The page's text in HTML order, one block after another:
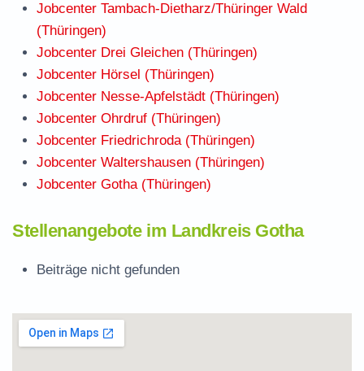
Jobcenter Tambach-Dietharz/Thüringer Wald
(Thüringen)
Jobcenter Drei Gleichen (Thüringen)
Jobcenter Hörsel (Thüringen)
Jobcenter Nesse-Apfelstädt (Thüringen)
Jobcenter Ohrdruf (Thüringen)
Jobcenter Friedrichroda (Thüringen)
Jobcenter Waltershausen (Thüringen)
Jobcenter Gotha (Thüringen)
Stellenangebote im Landkreis Gotha
Beiträge nicht gefunden